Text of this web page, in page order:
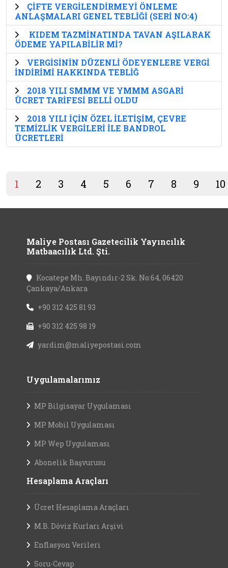
ÇİFTE VERGİLENDİRMEYİ ÖNLEME
ANLAŞMALARI GENEL TEBLİĞİ (SERİ NO:4)
KIDEM TAZMİNATINDA TAVAN AŞILARAK
ÖDEME YAPILABİLİR Mİ?
VERGİSİNİN DÜZENLİ ÖDEYENLERE VERGİ
İNDİRİMİ HAKKINDA TEBLİĞ
2018 YILI SMMM VE YMMM ASGARİ
ÜCRET TARİFESİ BELLİ OLDU
2018 YILI İÇİN ÖZEL İLETİŞİM, ÇEVRE
TEMİZLİK VERGİLERİ İLE BANDROL
ÜCRETLERİ
1 2 3 4 5 6 7 8 9 10
Maliye Postası Gazetecilik Yayıncılık
Matbaacılık Ltd. Şti.
Kocatepe Mh. Bayındır-2 Sk. No:64, 06420
Çankaya/Ankara
+90 312 425 81 93
+90 312 425 98 19
yardim@maliyepostasi.com
Uygulamalarımız
MP Bilgisayar Uygulaması
MP Mobil Uygulaması
MP Wep Uygulaması
Abonelik Başvurusu
Hesaplama Araçları
Ücret Hesaplama Araçları
M.B. Döviz Kurları Arşivi
Enflasyon Verileri
Soru-Cevap